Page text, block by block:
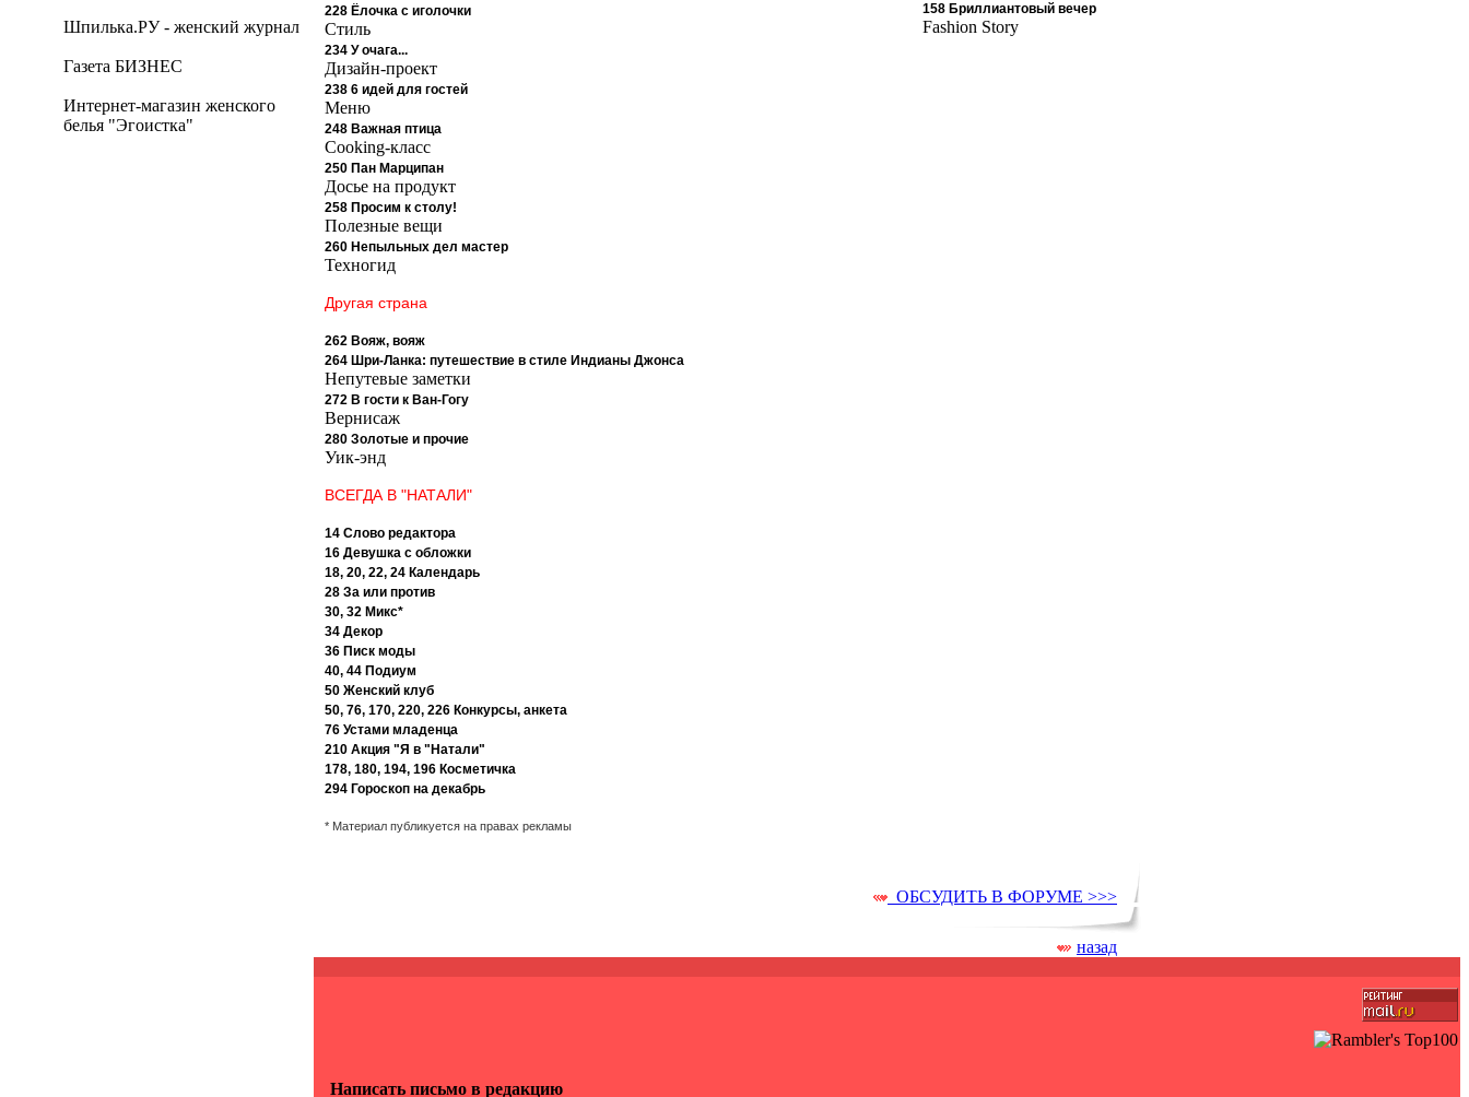
Шпилька.РУ - женский журнал
Газета БИЗНЕС
Интернет-магазин женского
белья "Эгоистка"
158 Бриллиантовый вечер
Fashion Story
228 Ёлочка с иголочки
Стиль
234 У очага...
Дизайн-проект
238 6 идей для гостей
Меню
248 Важная птица
Cooking-класс
250 Пан Марципан
Досье на продукт
258 Просим к столу!
Полезные вещи
260 Непыльных дел мастер
Техногид
Другая страна
262 Вояж, вояж
264 Шри-Ланка: путешествие в стиле Индианы Джонса
Непутевые заметки
272 В гости к Ван-Гогу
Вернисаж
280 Золотые и прочие
Уик-энд
ВСЕГДА В "НАТАЛИ"
14 Слово редактора
16 Девушка с обложки
18, 20, 22, 24 Календарь
28 За или против
30, 32 Микс*
34 Декор
36 Писк моды
40, 44 Подиум
50 Женский клуб
50, 76, 170, 220, 226 Конкурсы, анкета
76 Устами младенца
210 Акция "Я в "Натали"
178, 180, 194, 196 Косметичка
294 Гороскоп на декабрь
* Материал публикуется на правах рекламы
ОБСУДИТЬ В ФОРУМЕ >>>
назад
Написать письмо в редакцию